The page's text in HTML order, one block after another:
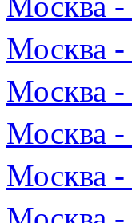
Москва
Москва
Москва -
Москва -